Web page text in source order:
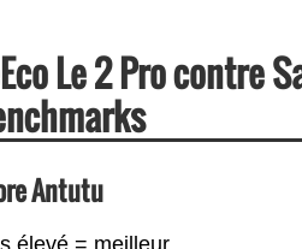
Le 2 Pro contre
Antutu
élevé = meilleur